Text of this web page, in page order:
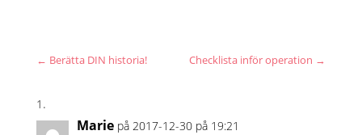
← Berätta DIN historia! Checklista inför operation →
Marie på 2017-12-30 på 19:21